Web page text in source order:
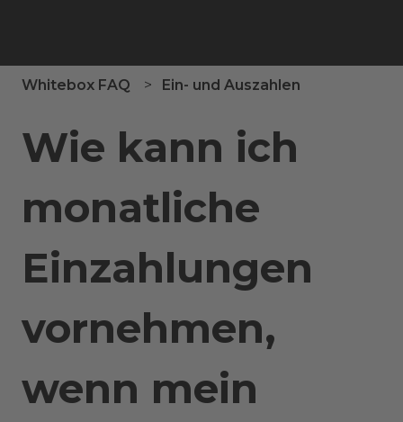
Whitebox FAQ Ein- und Auszahlen
Wie kann ich
monatliche
Einzahlungen
vornehmen,
wenn mein